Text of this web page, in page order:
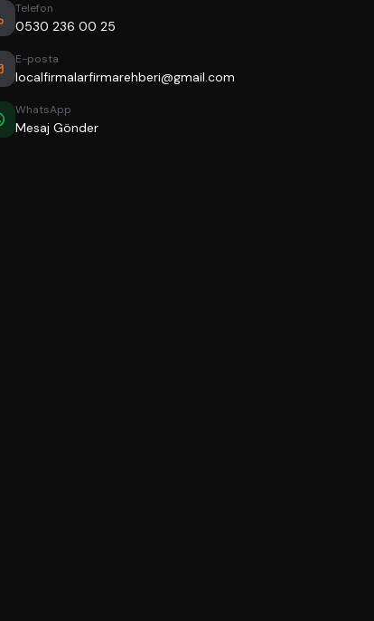
Telefon
0530 236 00 25
E-posta
localfirmalarfirmarehberi@gmail.com
WhatsApp
Mesaj Gönder